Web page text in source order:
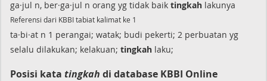
ga·jul n, ber·ga·jul n orang yg tidak baik tingkah lakunya
Referensi dari KBBI tabiat kalimat ke 1
ta·bi·at n 1 perangai; watak; budi pekerti; 2 perbuatan yg
selalu dilakukan; kelakuan; tingkah laku;
Posisi kata tingkah di database KBBI Online